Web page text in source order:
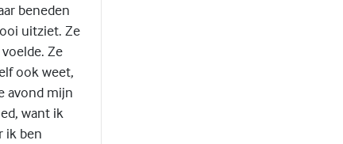
beneden
uitziet. Ze
Ze
ook weet,
avond mijn
want ik
ik ben